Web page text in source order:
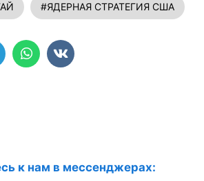
#ЯДЕРНАЯ СТРАТЕГИЯ США
к нам в мессенджерах: